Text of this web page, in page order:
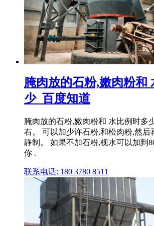
腌肉放的石粉,嫩肉粉和
少_百度知道
腌肉放的石粉,嫩肉粉和 水比例时多
右。 可以加少许石粉,和松肉粉,然后
静制。 如果不加石粉,枧水可以加到
你 .
联系电话: 180 3780 8511